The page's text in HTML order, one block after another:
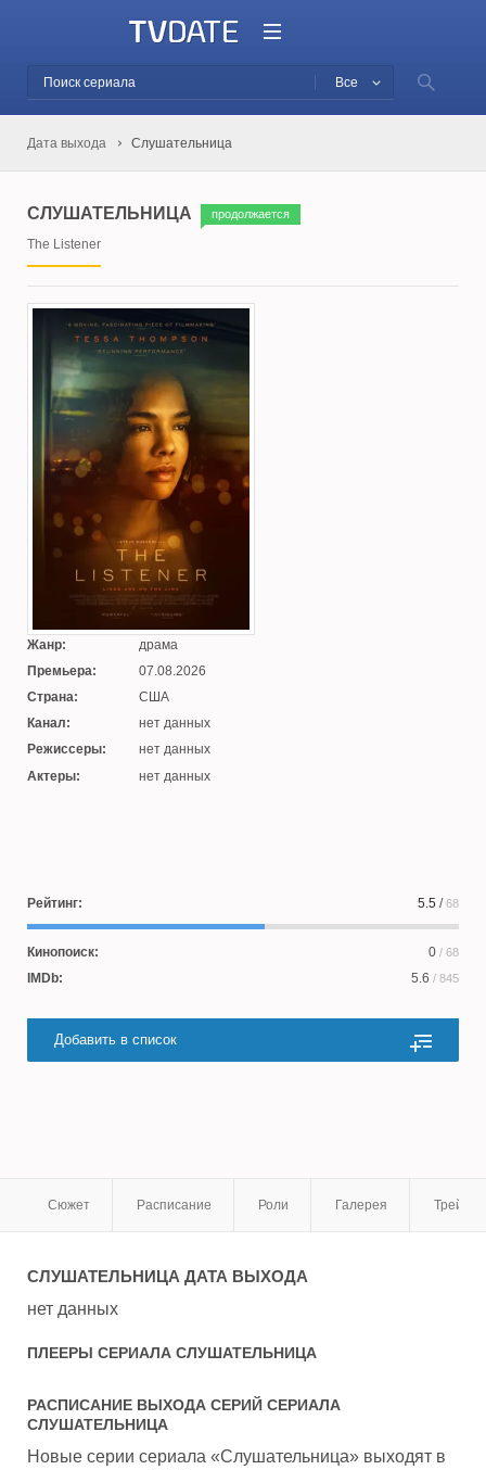
Все
Дата выхода Слушательница
СЛУШАТЕЛЬНИЦА продолжается
The Listener
Жанр:
драма
Премьера:
07.08.2026
Страна:
США
Канал:
нет данных
Режиссеры:
нет данных
Актеры:
нет данных
Рейтинг: 5.5 /68
Кинопоиск: 0 / 68
IMDb: 5.6 / 845
Добавить в список
Сюжет Расписание Роли Галерея
СЛУШАТЕЛЬНИЦА ДАТА ВЫХОДА
нет данных
ПЛЕЕРЫ СЕРИАЛА СЛУШАТЕЛЬНИЦА
РАСПИСАНИЕ ВЫХОДА СЕРИЙ СЕРИАЛА
СЛУШАТЕЛЬНИЦА
Новые серии сериала «Слушательница» выходят в